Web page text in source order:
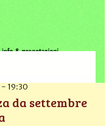
19:30
da settembre